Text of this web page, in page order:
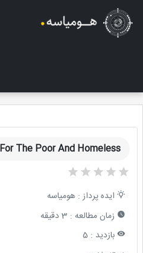
مجله هومیاسه
The Poor And Homeless
ایده پرداز :هومیاسه
زمان مطالعه : 3 دقیقه
بازدید : 5